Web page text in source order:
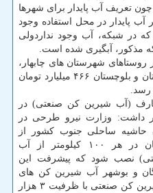
چون تعریف آب پایدار برای شهرها
آب پایدار در محل استفاده وجود
در شبکه، آب وجود نداردولی
آبگیری شده است.
کشفی برای سال ۱۴۰۰ در روستاهای شهرستان های چابهار،
دشتیاری و قصرقند در جنوب سیستان و بلوچستان ۴۶۶ میلیارد تومان
(آب شیرین کن صنعتی) در
داشت: وزارت نیرو طرحی در
حاشیه ساحلی جنوب کشور از
خوزستان تا سیستان و بلوچستان در هر ۱۰۰ کیلومتر از آب
نصب شود که پیشرفت این
و بوشهر آب شیرین کن های
صنعتی داریم، در چابهار هم آب شیرین کن صنعتی با ظرفیت ۳ هزار